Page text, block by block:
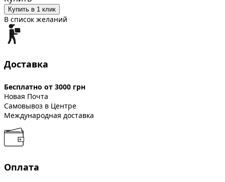
Купить в 1 клик
В список желаний
Доставка
Бесплатно от 3000 грн
Новая Почта
Самовывоз в Центре
Международная доставка
Оплата